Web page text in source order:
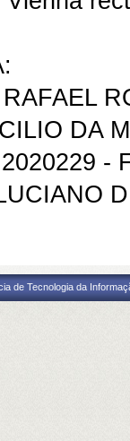
DA
-
de Tecnologia da